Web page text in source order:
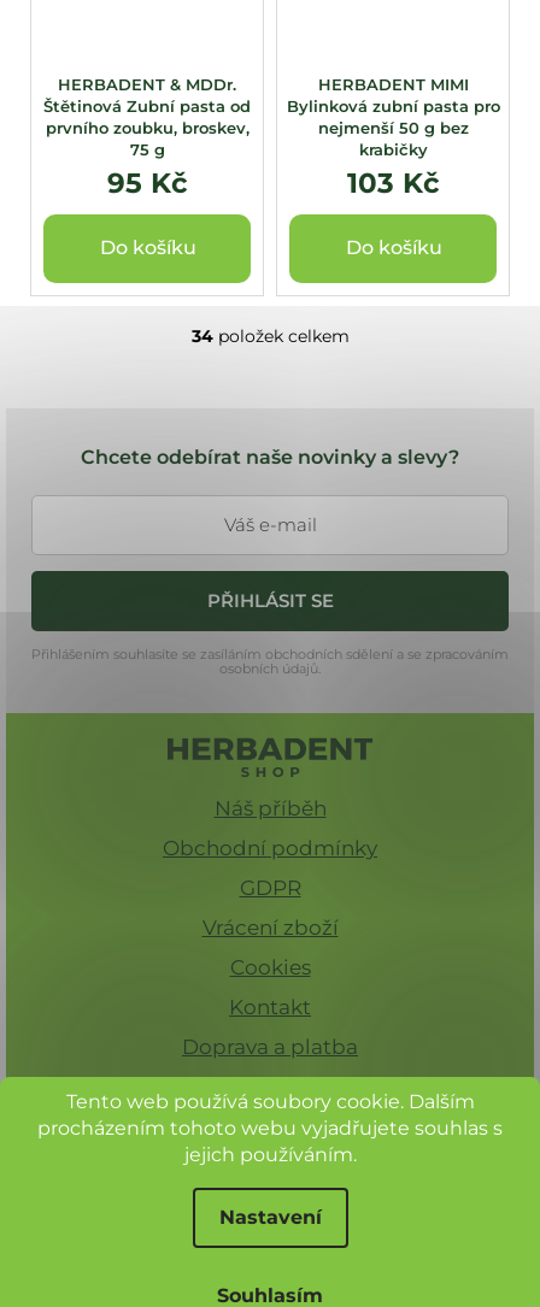
Tento web používá soubory cookie. Dalším
procházením tohoto webu vyjadřujete souhlas s
jejich používáním.
Nastavení
Souhlasím
dopravu zdarma.
HERBADENT & MDDr.
Štětinová Zubní pasta od
prvního zoubku, broskev,
75 g
95 Kč
Do košíku
HERBADENT MIMI
Bylinková zubní pasta pro
nejmenší 50 g bez
krabičky
103 Kč
Do košíku
O
d
í
p
r
v
k
y
ý
p
i
s
u
34položek celkem
Chcete odebírat naše novinky a slevy?
PŘIHLÁSIT SE
Přihlášením souhlasíte se zasíláním obchodních sdělení a se zpracováním
osobních údajů.
Náš příběh
Obchodní podmínky
GDPR
Vrácení zboží
Cookies
Kontakt
Doprava a platba
© Herbadent, všechna práva vyhrazena